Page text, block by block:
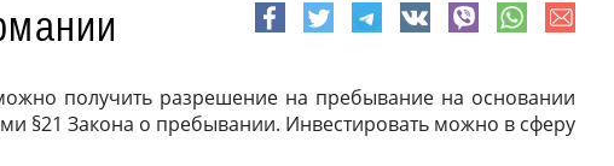
получить разрешение на пребывание на основании
§21 Закона о пребывании. Инвестировать можно в сферу